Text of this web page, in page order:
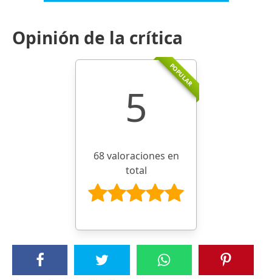
Opinión de la crítica
POPULAR
5
68 valoraciones en
total